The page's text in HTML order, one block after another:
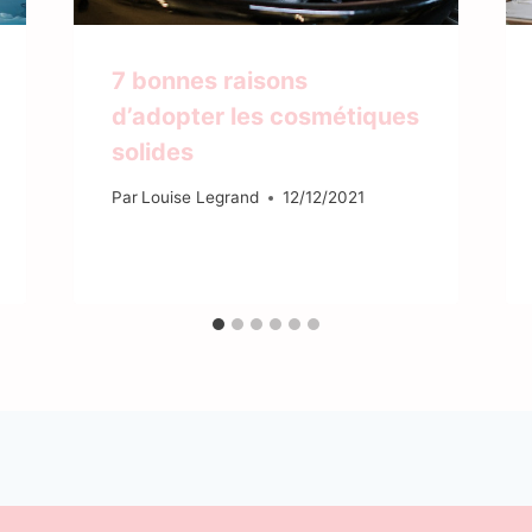
7 bonnes raisons
d’adopter les cosmétiques
solides
Par Louise Legrand 12/12/2021